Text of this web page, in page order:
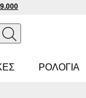
ΡΟΛΌΓΙΑ